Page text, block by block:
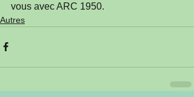
vous avec ARC 1950.
Autres